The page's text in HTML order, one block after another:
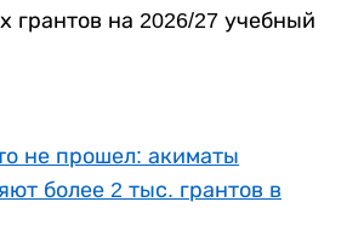
грантов на 2026/27 учебный
не прошел: акиматы
более 2 тыс. грантов в